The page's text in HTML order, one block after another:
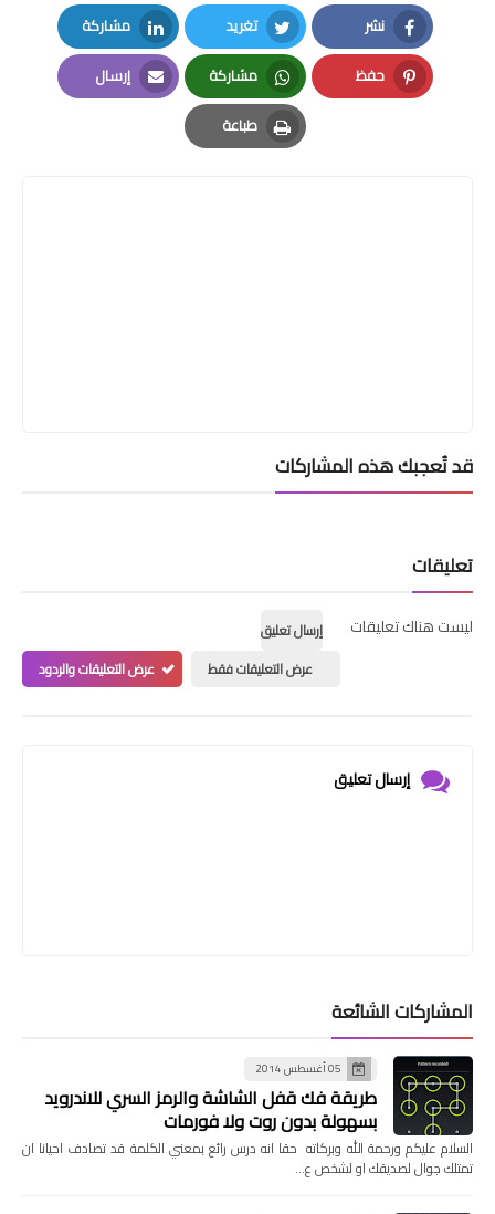
نشر
Facebook
تغريد
Twitter
مشاركة
LinkedIn
حفظ
Pinterest
مشاركة
Whatsapp
إرسال
Email
طباعة
Print
قد تُعجبك هذه المشاركات
تعليقات
ليست هناك تعليقات
إرسال تعليق
عرض التعليقات فقط
عرض التعليقات والردود
إرسال تعليق
المشاركات الشائعة
05 أغسطس 2014
طريقة فك قفل الشاشة والرمز السري للاندرويد
بسهولة بدون روت ولا فورمات
السلام عليكم ورحمة الله وبركاته حقا انه درس رائع بمعني الكلمة قد تصادف احيانا ان
تمتلك جوال لصديقك او لشخص ع…